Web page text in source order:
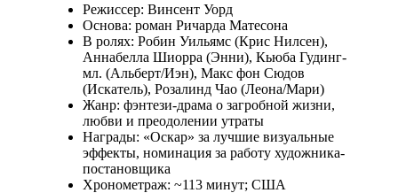
Режиссер: Винсент Уорд
Основа: роман Ричарда Матесона
В ролях: Робин Уильямс (Крис Нилсен),
Аннабелла Шиорра (Энни), Кьюба Гудинг-
мл. (Альберт/Иэн), Макс фон Сюдов
(Искатель), Розалинд Чао (Леона/Мари)
Жанр: фэнтези-драма о загробной жизни,
любви и преодолении утраты
Награды: «Оскар» за лучшие визуальные
эффекты, номинация за работу художника-
постановщика
Хронометраж: ~113 минут; США